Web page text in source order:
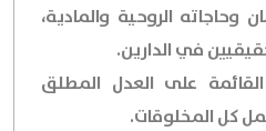
وحاجاته الروحية والمادية،
في الدارين.
القائمة على العدل المطلق
كل المخلوقات.